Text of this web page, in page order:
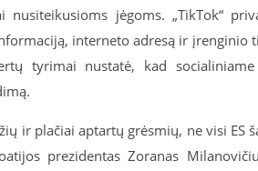
nusiteikusioms jėgoms. „TikTok“
interneto adresą ir įrenginio
tyrimai nustatė, kad
ir plačiai aptartų grėsmių, ne visi
prezidentas Zoranas